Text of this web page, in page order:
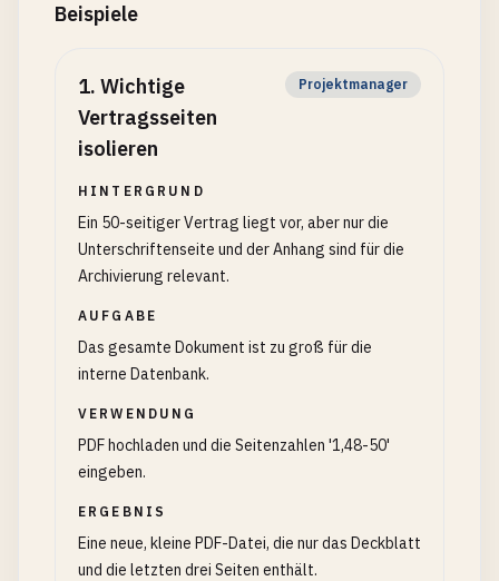
Beispiele
1. Wichtige
Vertragsseiten
isolieren
Projektmanager
HINTERGRUND
Ein 50-seitiger Vertrag liegt vor, aber nur die
Unterschriftenseite und der Anhang sind für die
Archivierung relevant.
AUFGABE
Das gesamte Dokument ist zu groß für die
interne Datenbank.
VERWENDUNG
PDF hochladen und die Seitenzahlen '1,48-50'
eingeben.
ERGEBNIS
Eine neue, kleine PDF-Datei, die nur das Deckblatt
und die letzten drei Seiten enthält.